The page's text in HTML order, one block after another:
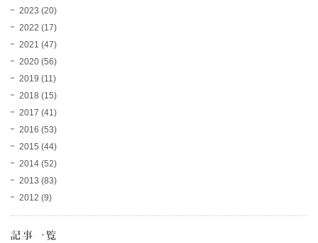
2023 (20)
2022 (17)
2021 (47)
2020 (56)
2019 (11)
2018 (15)
2017 (41)
2016 (53)
2015 (44)
2014 (52)
2013 (83)
2012 (9)